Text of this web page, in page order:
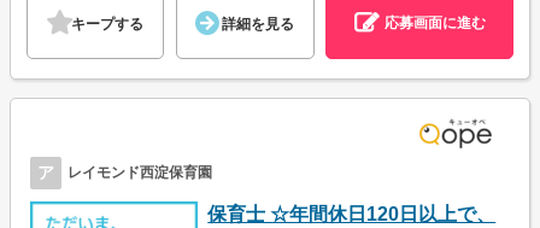
キープする 詳細を見る 応募画面に進む
ア レイモンド西淀保育園
保育士 ☆年間休日120日以上で、